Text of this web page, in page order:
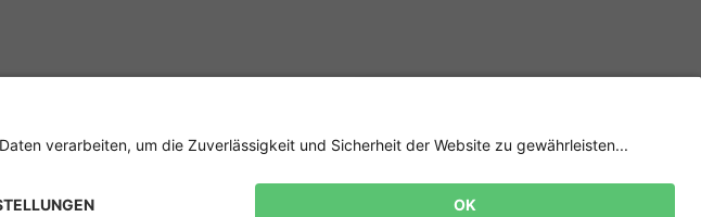
Jetzt
anmelden
und 15%
Rabatt sichern! 👈
Zur Anmeldung